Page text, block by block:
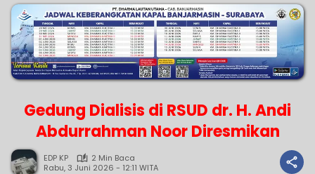
Gedung Dialisis di RSUD dr. H. Andi
Abdurrahman Noor Diresmikan
EDP KP
2 Min Baca
Rabu, 3 Juni 2026 - 12:11 WITA